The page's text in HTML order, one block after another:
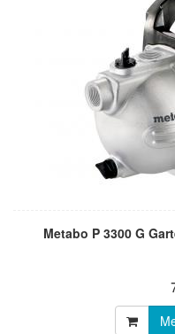
Metabo P 3300 G